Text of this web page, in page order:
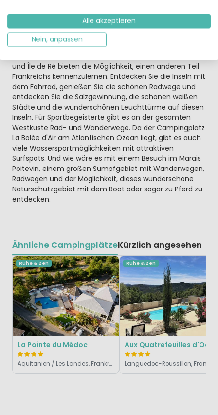
es gegen Gebühr einen WLAN-Punkt.
Wassersport, Reiten und Golf
In der Gegend gibt es viel zu unternehmen. Eine Reittour
und Île de Ré bieten die Möglichkeit, einen anderen Teil
Frankreichs kennenzulernen. Entdecken Sie die Inseln mit
dem Fahrrad, genießen Sie die schönen Radwege und
entdecken Sie die Salzgewinnung, die schönen weißen
Städte und die wunderschönen Leuchttürme auf diesen
Inseln. Für Sportbegeisterte gibt es an der gesamten
Westküste Rad- und Wanderwege. Da der Campingplatz
La Bolée d'Air am Atlantischen Ozean liegt, gibt es auch
viele Wassersportmöglichkeiten mit attraktiven
Surfspots. Und wie wäre es mit einem Besuch im Marais
Poitevin, einem großen Sumpfgebiet mit Wanderwegen,
Radwegen und der Möglichkeit, dieses wunderschöne
Naturschutzgebiet mit dem Boot oder sogar zu Pferd zu
entdecken.
Ähnliche CampingplätzeKürzlich angesehen
Ruhe & Zen
La Pointe du Médoc
Aquitanien / Les Landes, Frankreich
Ruhe & Zen
Aux Quatrefeuilles d'Oc
Alle akzeptieren
Nein, anpassen